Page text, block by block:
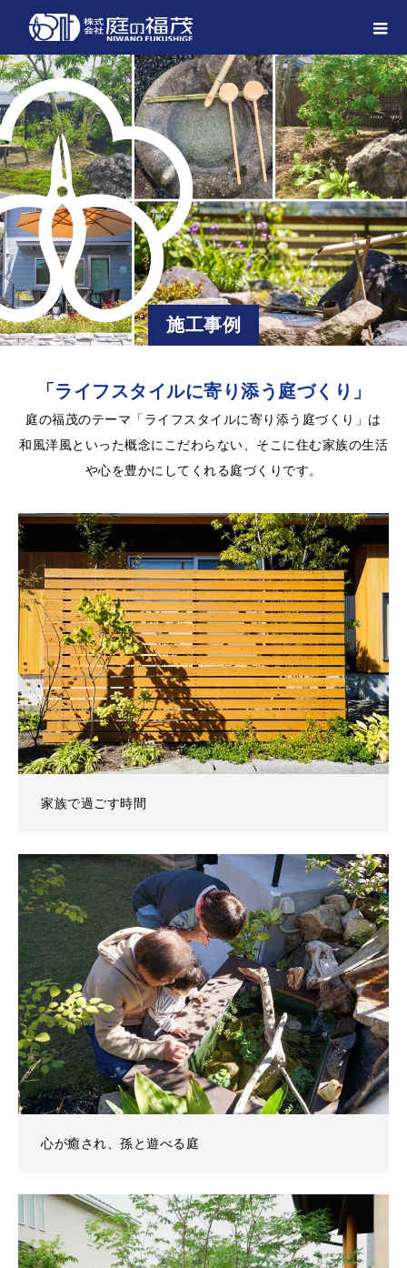
施工事例
「ライフスタイルに寄り添う庭づくり」
庭の福茂のテーマ「ライフスタイルに寄り添う庭づくり」は
和風洋風といった概念にこだわらない、そこに住む家族の生活
や心を豊かにしてくれる庭づくりです。
家族で過ごす時間
心が癒され、孫と遊べる庭